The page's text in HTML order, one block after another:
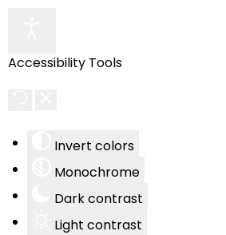
Accessibility Tools
Invert colors
Monochrome
Dark contrast
Light contrast